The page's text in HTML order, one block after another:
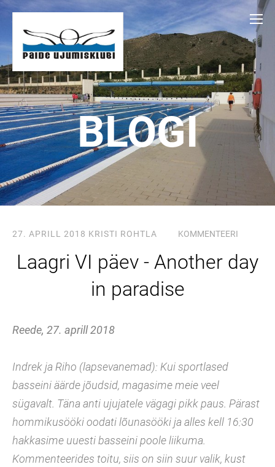
BLOGI
27. APRILL 2018 KRISTI ROHTLA KOMMENTEERI
Laagri VI päev - Another day
in paradise
Reede, 27. aprill 2018
Indrek ja Riho (lapsevanemad): Kui sportlased
basseini äärde jõudsid, magasime meie veel
sügavalt. Täna anti ujujatele vägagi pikk paus. Pärast
hommikusööki oodati lõunasööki ja alles kell 16:30
hakkasime uuesti basseini poole liikuma.
Kommenteerides toitu, siis on siin suur valik, kust